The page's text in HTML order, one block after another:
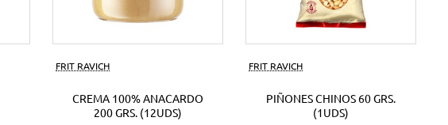
FRIT RAVICH
CREMA 100% ANACARDO
200 GRS. (12UDS)
FRIT RAVICH
PIÑONES CHINOS 60 GRS.
(1UDS)